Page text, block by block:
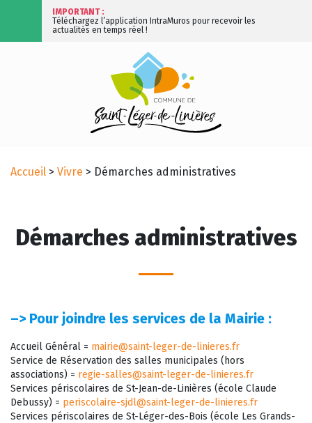
IMPORTANT :
Téléchargez l’application IntraMuros pour recevoir les
actualités en temps réel !
Accueil > Vivre > Démarches administratives
Démarches administratives
–> Pour joindre les services de la Mairie :
Accueil Général = mairie@saint-leger-de-linieres.fr
Service de Réservation des salles municipales (hors
associations) = regie-salles@saint-leger-de-linieres.fr
Services périscolaires de St-Jean-de-Linières (école Claude
Debussy) = periscolaire-sjdl@saint-leger-de-linieres.fr
Services périscolaires de St-Léger-des-Bois (école Les Grands-